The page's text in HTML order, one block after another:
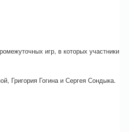
игр, в которых участники
Григория Гогина и Сергея Сондыка.